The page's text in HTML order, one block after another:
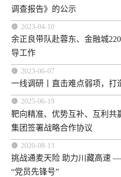
调查报告》的公示
 2023-04-10
余正良带队赴蓉东、金融城
导工作
 2023-06-07
一线调研丨直击难点弱项，打
 2025-06-19
靶向精准、优势互补、互利
集团签署战略合作协议
 2020-08-13
挑战通麦天险 助力川藏高速
“党员先锋号”